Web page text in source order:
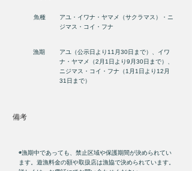
アユ・イワナ・ヤマメ（サクラマス）・ニ
ジマス・コイ・フナ
アユ（公示日より11月30日まで）、イワ
ナ・ヤマメ（2月1日より9月30日まで）、
ニジマス・コイ・フナ（1月1日より12月
31日まで）
魚種
漁期
​備考
◉漁期中であっても、禁止区域や保護期間が決められてい
ます。遊漁料金の額や取扱店は漁協で決められています。